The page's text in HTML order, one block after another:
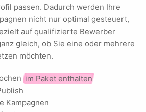
passen. Dadurch werden Ihre
nicht nur optimal gesteuert,
auf qualifizierte Bewerber
gleich, ob Sie eine oder mehrere
möchten.
im Paket enthalten
Kampagnen